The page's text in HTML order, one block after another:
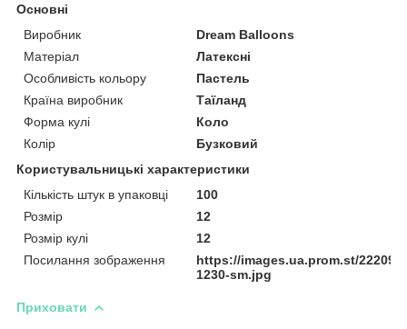
Основні
Виробник
Dream Balloons
Матеріал
Латексні
Особливість кольору
Пастель
Країна виробник
Таїланд
Форма кулі
Коло
Колір
Бузковий
Користувальницькі характеристики
Кількість штук в упаковці
100
Розмір
12
Розмір кулі
12
Посилання зображення
https://images.ua.prom.st/
1230-sm.jpg
Приховати